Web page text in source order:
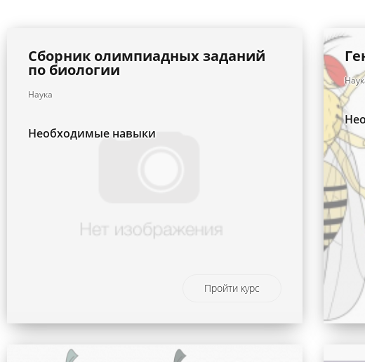
Сборник олимпиадных заданий
по биологии
Наука
Необходимые навыки
Пройти курс